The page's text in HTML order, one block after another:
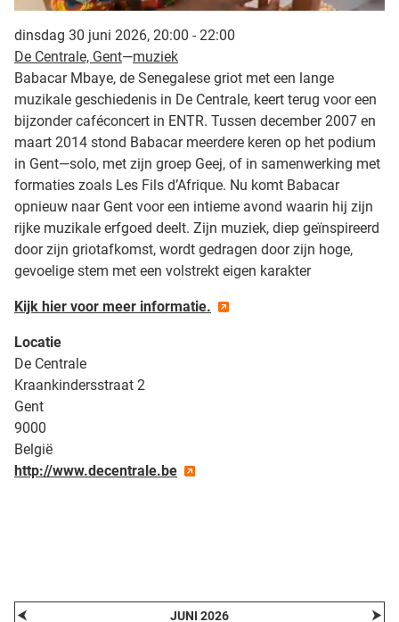
dinsdag 30 juni 2026, 20:00 - 22:00
De Centrale, Gent—muziek
Babacar Mbaye, de Senegalese griot met een lange
muzikale geschiedenis in De Centrale, keert terug voor een
bijzonder caféconcert in ENTR. Tussen december 2007 en
maart 2014 stond Babacar meerdere keren op het podium
in Gent—solo, met zijn groep Geej, of in samenwerking met
formaties zoals Les Fils d’Afrique. Nu komt Babacar
opnieuw naar Gent voor een intieme avond waarin hij zijn
rijke muzikale erfgoed deelt. Zijn muziek, diep geïnspireerd
door zijn griotafkomst, wordt gedragen door zijn hoge,
gevoelige stem met een volstrekt eigen karakter
Kijk hier voor meer informatie.
Locatie
De Centrale
Kraankindersstraat 2
Gent
9000
België
http://www.decentrale.be
⮜ JUNI 2026 ⮞